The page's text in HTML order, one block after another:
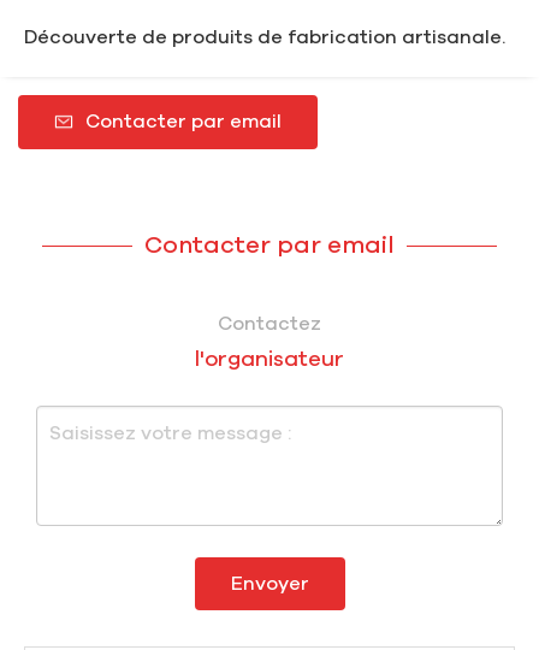
Découverte de produits de fabrication artisanale.
Contacter par email
Contacter par email
Contactez
l'organisateur
Envoyer